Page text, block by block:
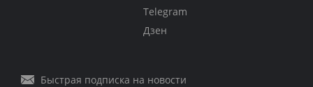
Telegram
Дзен
Быстрая подписка на новости